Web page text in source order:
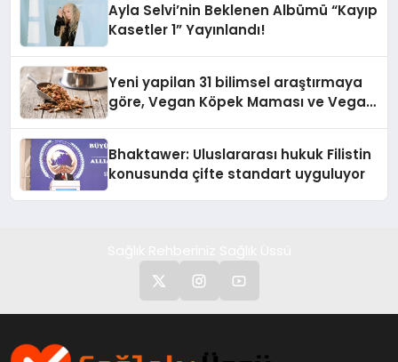
Ayla Selvi’nin Beklenen Albümü “Kayıp
Kasetler 1” Yayınlandı!
Yeni yapilan 31 bilimsel araştırmaya
göre, Vegan Köpek Maması ve Vegan
Bhaktawer: Uluslararası hukuk Filistin
konusunda çifte standart uyguluyor